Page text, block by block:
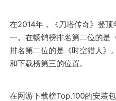
在2014年，《刀塔传奇》登
一。在畅销榜排名第二位的是
排名第二位的是《时空猎人》
和下载榜第三的位置。
在网游下载榜Top.100的安装